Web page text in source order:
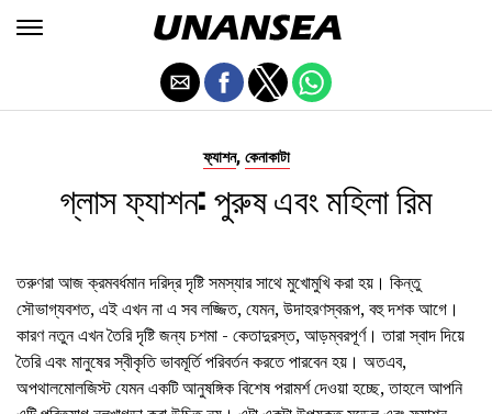
ফ্যাশন, কেনাকাটা
গ্লাস ফ্যাশন: পুরুষ এবং মহিলা রিম
তরুণরা আজ ক্রমবর্ধমান দরিদ্র দৃষ্টি সমস্যার সাথে মুখোমুখি করা হয়। কিন্তু
সৌভাগ্যবশত, এই এখন না এ সব লজ্জিত, যেমন, উদাহরণস্বরূপ, বহু দশক আগে।
কারণ নতুন এখন তৈরি দৃষ্টি জন্য চশমা - কেতাদুরস্ত, আড়ম্বরপূর্ণ। তারা স্বাদ দিয়ে
তৈরি এবং মানুষের স্বীকৃতি ভাবমূর্তি পরিবর্তন করতে পারবেন হয়। অতএব,
অপথালমোলজিস্ট যেমন একটি আনুষঙ্গিক বিশেষ পরামর্শ দেওয়া হচ্ছে, তাহলে আপনি